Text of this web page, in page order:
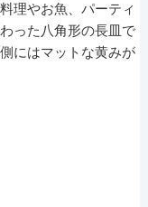
理やお魚、パーティ
った八角形の長皿で
にはマットな黄みが